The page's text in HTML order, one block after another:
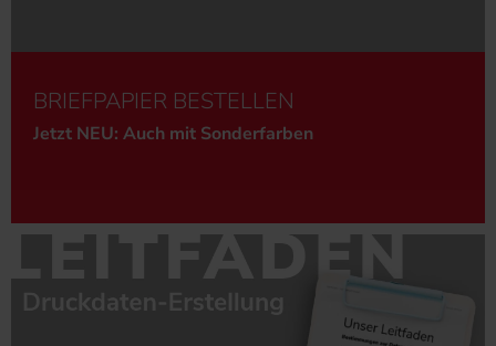
BRIEFPAPIER BESTELLEN
Jetzt NEU: Auch mit Sonderfarben